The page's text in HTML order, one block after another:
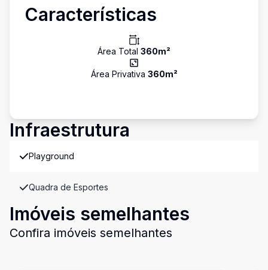
Características
Área Total 360m²
Área Privativa 360m²
Infraestrutura
Playground
Quadra de Esportes
Imóveis semelhantes
Confira imóveis semelhantes